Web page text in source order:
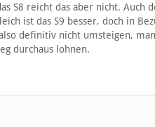
S8 reicht das aber nicht.
ist das S9 besser, doch in
definitiv nicht umsteigen,
durchaus lohnen.